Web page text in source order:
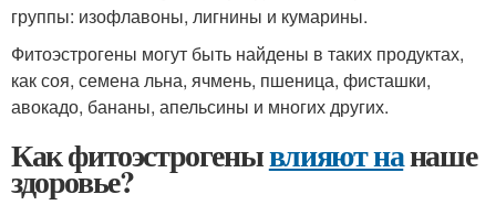
группы: изофлавоны, лигнины и кумарины.
Фитоэстрогены могут быть найдены в таких продуктах,
как соя, семена льна, ячмень, пшеница, фисташки,
авокадо, бананы, апельсины и многих других.
Как фитоэстрогенывлияют нанаше
здоровье?